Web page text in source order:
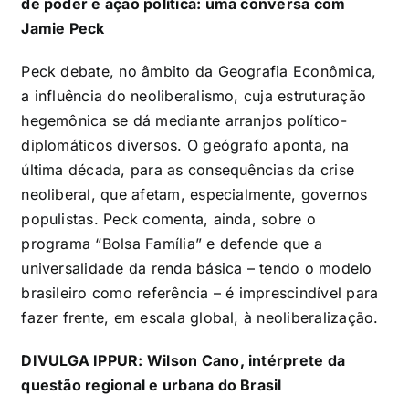
Jamie Peck
Peck debate, no âmbito da Geografia Econômica,
a influência do neoliberalismo, cuja estruturação
hegemônica se dá mediante arranjos político-
diplomáticos diversos. O geógrafo aponta, na
última década, para as consequências da crise
neoliberal, que afetam, especialmente, governos
populistas. Peck comenta, ainda, sobre o
programa “Bolsa Família” e defende que a
universalidade da renda básica – tendo o modelo
brasileiro como referência – é imprescindível para
fazer frente, em escala global, à neoliberalização.
DIVULGA IPPUR: Wilson Cano, intérprete da
questão regional e urbana do Brasil